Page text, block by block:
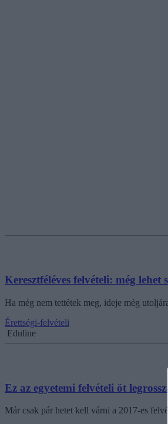
Keresztféléves felvételi: még
Ha még nem tettétek meg, ideje még
Érettségi-felvételi
Eduline
Ez az egyetemi felvételi öt
Már csak pár hetet kell várni a 2017-es